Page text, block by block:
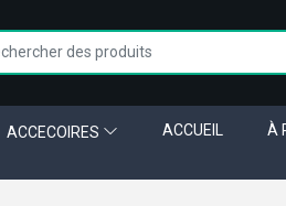
ACCECOIRES ACCUEIL À